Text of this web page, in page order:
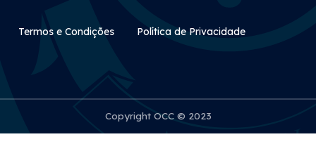
Rodapé Secundário
Termos e Condições Política de Privacidade
Copyright OCC © 2023